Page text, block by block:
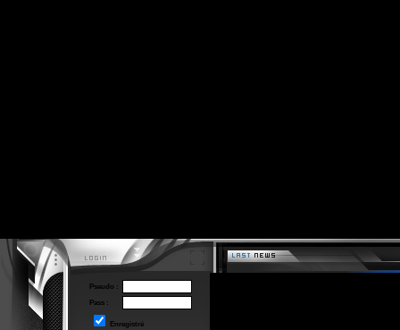
Pseudo :
Pass :
Enregistré